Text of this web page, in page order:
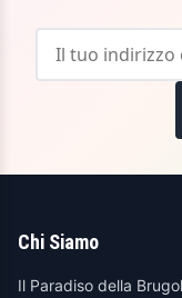
Chi Siamo
Il Paradiso della